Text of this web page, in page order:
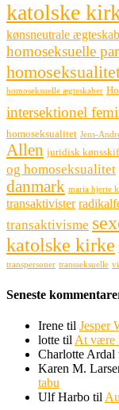
katolske
kønsneutrale ægteskab
homoseksuelle par
homoseksuelle ægteskaber
intersektionel
homoseksualitet Jens-
Allen juridisk
og homoseksualitet
danmark maria hjerte
transaktivister
transaktivisme
katolske kirke
transpersoner transseksuelle
Seneste
Irene til Jesper
lotte til At være
Charlotte Ardal
Karen M.
tabu
Ulf Harbo til